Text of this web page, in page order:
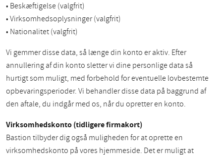
• Beskæftigelse (valgfrit)
• Virksomhedsoplysninger (valgfrit)
• Nationalitet (valgfrit)
Vi gemmer disse data, så længe din konto er aktiv. Efter
annullering af din konto sletter vi dine personlige data så
hurtigt som muligt, med forbehold for eventuelle lovbestemte
opbevaringsperioder. Vi behandler disse data på baggrund af
den aftale, du indgår med os, når du opretter en konto.
Virksomhedskonto (tidligere firmakort)
Bastion tilbyder dig også muligheden for at oprette en
virksomhedskonto på vores hjemmeside. Det er muligt at